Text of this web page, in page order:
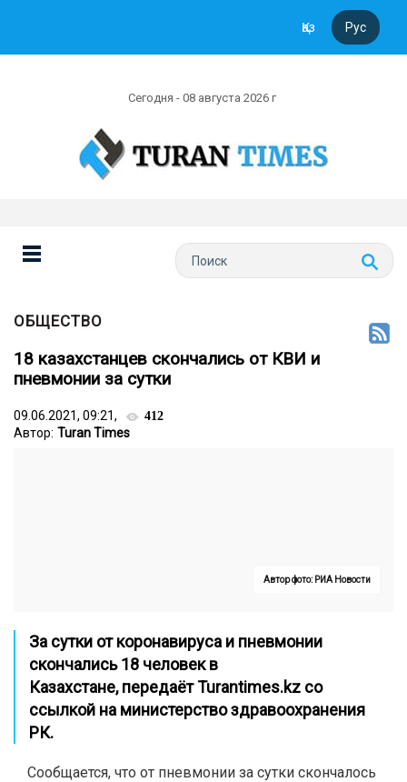
Қаз Рус
Сегодня - 08 августа 2026 г
ОБЩЕСТВО
18 казахстанцев скончались от КВИ и
пневмонии за сутки
09.06.2021, 09:21, 412
Автор: Turan Times
Автор фото: РИА Новости
За сутки от коронавируса и пневмонии
скончались 18 человек в
Казахстане,передаётTurantimes.kz со
ссылкой на министерство здравоохранения
РК.
Сообщается, что от пневмонии за сутки скончалось